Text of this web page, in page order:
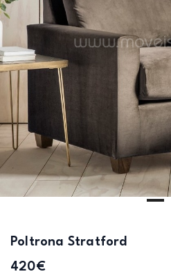
Poltrona Stratford
420€